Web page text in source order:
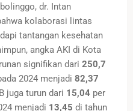
dr. Intan
kolaborasi lintas
tantangan kesehatan
angka AKI di Kota
signifikan dari 250,7
2024 menjadi 82,37
juga turun dari 15,04 per
menjadi 13,45 di tahun